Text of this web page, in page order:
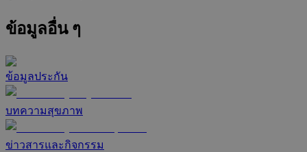
ข้อมูลอื่น ๆ
ข้อมูลประกัน
บทความสุขภาพ
ข่าวสารและกิจกรรม